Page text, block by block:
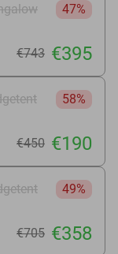
47%
€743 €395
58%
€450 €190
49%
€705 €358